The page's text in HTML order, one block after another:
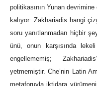
politikasının Yunan
kalıyor: Zakhariadis hangi
soru yanıtlanmadan hiçbir
ünü, onun karşısında
engellememiş;
yetmemiştir. Che’nin Latin
metaforuyla iktidara